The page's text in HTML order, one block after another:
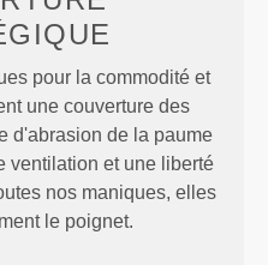
pour la commodité et
une couverture des
d'abrasion de la paume
ventilation et une liberté
nos maniques, elles
le poignet.